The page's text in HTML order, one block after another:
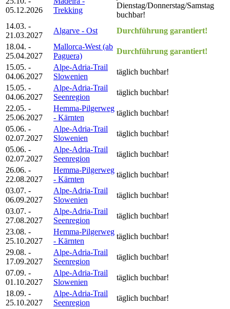
05.12.2026
Trekking
Dienstag/Donnerstag/Samstag
buchbar!
14.03. -
21.03.2027
Algarve - Ost
Durchführung garantiert!
18.04. -
25.04.2027
Mallorca-West (ab
Paguera)
Durchführung garantiert!
15.05. -
04.06.2027
Alpe-Adria-Trail
Slowenien
täglich buchbar!
15.05. -
04.06.2027
Alpe-Adria-Trail
Seenregion
täglich buchbar!
22.05. -
25.06.2027
Hemma-Pilgerweg
- Kärnten
täglich buchbar!
05.06. -
02.07.2027
Alpe-Adria-Trail
Slowenien
täglich buchbar!
05.06. -
02.07.2027
Alpe-Adria-Trail
Seenregion
täglich buchbar!
26.06. -
22.08.2027
Hemma-Pilgerweg
- Kärnten
täglich buchbar!
03.07. -
06.09.2027
Alpe-Adria-Trail
Slowenien
täglich buchbar!
03.07. -
27.08.2027
Alpe-Adria-Trail
Seenregion
täglich buchbar!
23.08. -
25.10.2027
Hemma-Pilgerweg
- Kärnten
täglich buchbar!
29.08. -
17.09.2027
Alpe-Adria-Trail
Seenregion
täglich buchbar!
07.09. -
01.10.2027
Alpe-Adria-Trail
Slowenien
täglich buchbar!
18.09. -
25.10.2027
Alpe-Adria-Trail
Seenregion
täglich buchbar!